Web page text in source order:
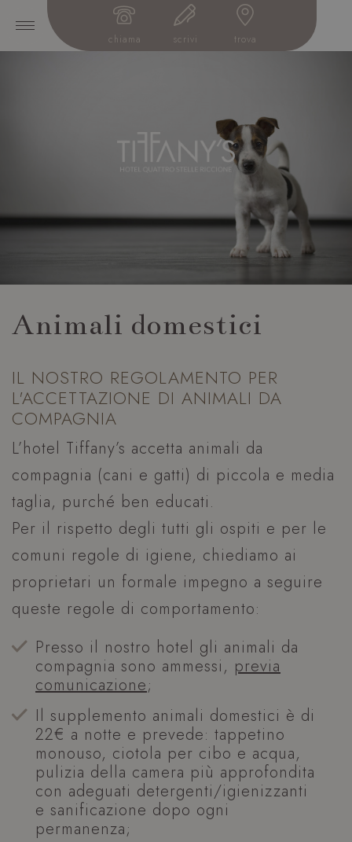
chiama scrivi trova
Animali domestici
IL NOSTRO REGOLAMENTO PER
L'ACCETTAZIONE DI ANIMALI DA
COMPAGNIA
L’hotel Tiffany’s accetta animali da
compagnia (cani e gatti) di piccola e media
taglia, purché ben educati.
Per il rispetto degli tutti gli ospiti e per le
comuni regole di igiene, chiediamo ai
proprietari un formale impegno a seguire
queste regole di comportamento:
Presso il nostro hotel gli animali da
compagnia sono ammessi, previa
comunicazione;
Il supplemento animali domestici è di
22€ a notte e prevede: tappetino
monouso, ciotola per cibo e acqua,
pulizia della camera più approfondita
con adeguati detergenti/igienizzanti
e sanificazione dopo ogni
permanenza;